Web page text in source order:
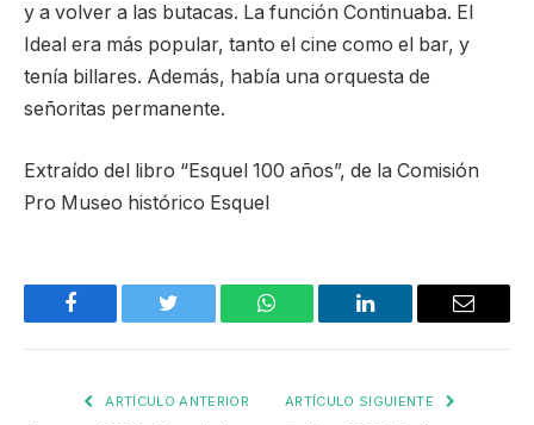
y a volver a las butacas. La función Continuaba. El
Ideal era más popular, tanto el cine como el bar, y
tenía billares. Además, había una orquesta de
señoritas permanente.
Extraído del libro “Esquel 100 años”, de la Comisión
Pro Museo histórico Esquel
Facebook Twitter WhatsApp LinkedIn Email
ARTÍCULO ANTERIOR ARTÍCULO SIGUIENTE